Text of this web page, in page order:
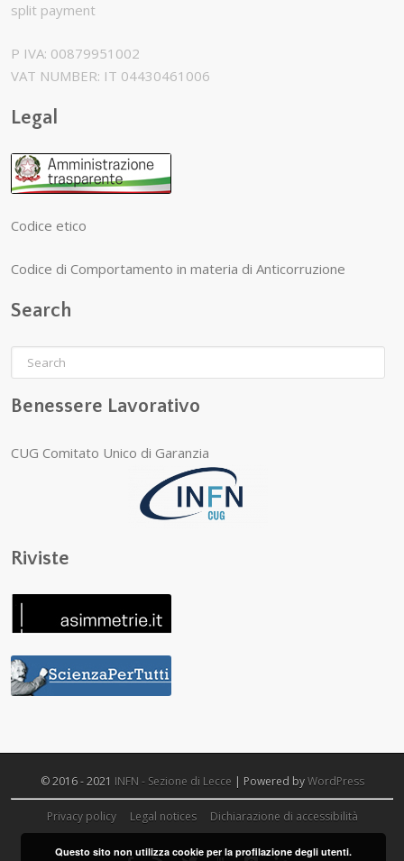
split payment
P IVA: 00879951002
VAT NUMBER: IT 04430461006
Legal
Codice etico
Codice di Comportamento in materia di Anticorruzione
Search
Benessere Lavorativo
CUG Comitato Unico di Garanzia
Riviste
© 2016 - 2021 INFN - Sezione di Lecce | Powered byWordPress
Privacy policy Legal notices Dichiarazione di accessibilità
Questo sito non utilizza cookie per la profilazione degli utenti.